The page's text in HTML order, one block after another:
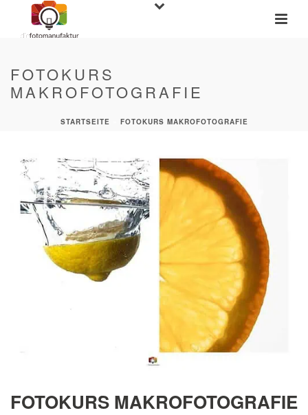
FOTOKURS
MAKROFOTOGRAFIE
STARTSEITE FOTOKURS MAKROFOTOGRAFIE
FOTOKURS MAKROFOTOGRAFIE